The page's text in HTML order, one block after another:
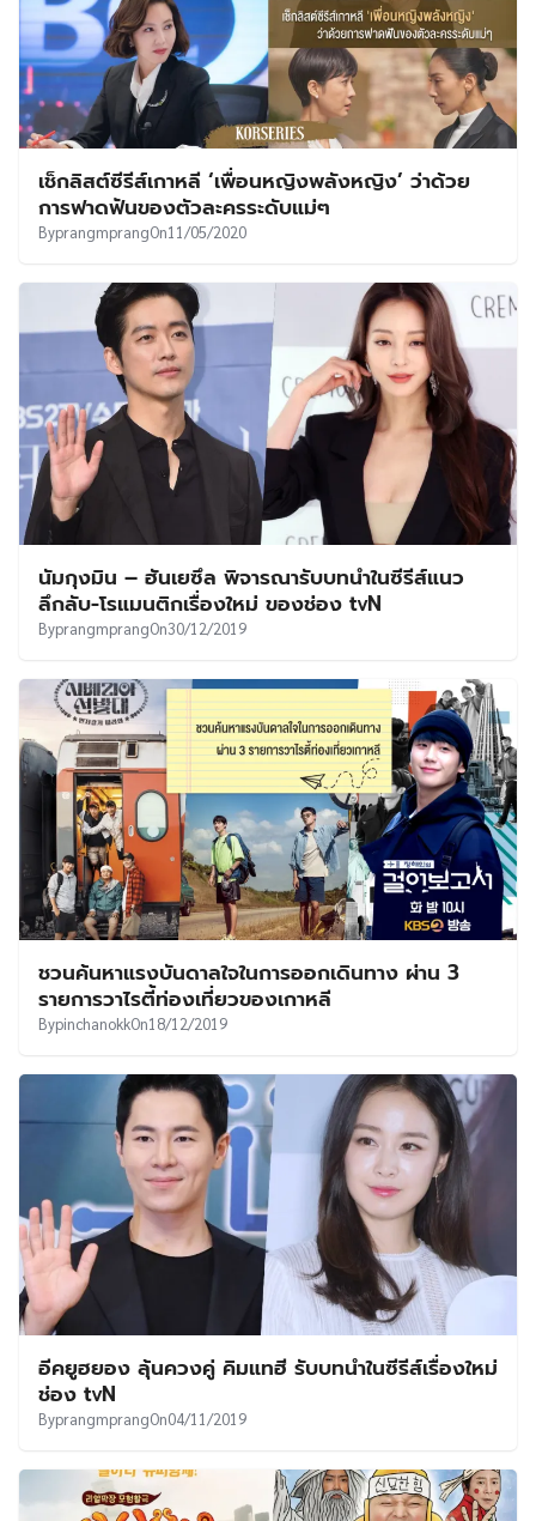
เช็กลิสต์ซีรีส์เกาหลี ‘เพื่อนหญิงพลังหญิง’ ว่าด้วย
การฟาดฟันของตัวละครระดับแม่ๆ
ByprangmprangOn11/05/2020
นัมกุงมิน – ฮันเยซึล พิจารณารับบทนำในซีรีส์แนว
ลึกลับ-โรแมนติกเรื่องใหม่ ของช่อง tvN
ByprangmprangOn30/12/2019
ชวนค้นหาแรงบันดาลใจในการออกเดินทาง ผ่าน 3
รายการวาไรตี้ท่องเที่ยวของเกาหลี
BypinchanokkOn18/12/2019
อีคยูฮยอง ลุ้นควงคู่ คิมแทฮี รับบทนำในซีรีส์เรื่องใหม่
ช่อง tvN
ByprangmprangOn04/11/2019